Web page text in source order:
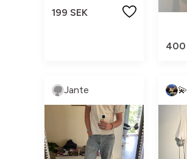
199 SEK
400
Jante